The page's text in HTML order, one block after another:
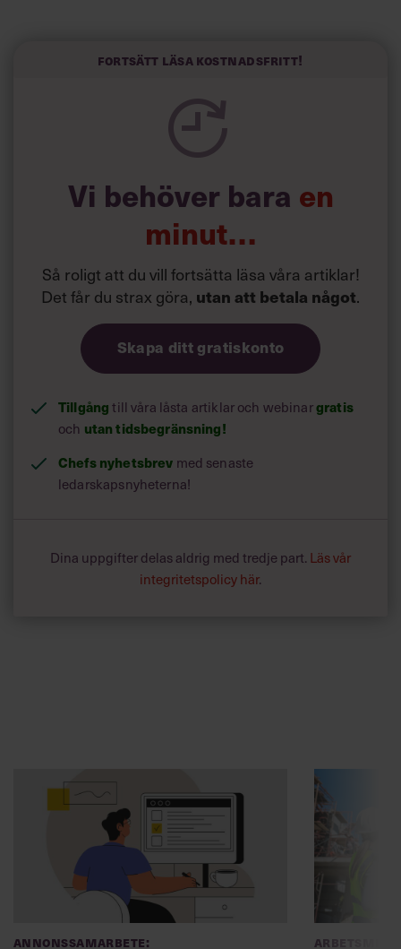
och höjt arbetsglädjen på Google:
Fortsätt läsa kostnadsfritt!
Vi behöver bara en
minut…
Så roligt att du vill fortsätta läsa våra artiklar!
Det får du strax göra, utan att betala något.
Skapa ditt gratiskonto
Tillgångtill våra låsta artiklar och webinargratis
och utan tidsbegränsning!
Chefs nyhetsbrev med senaste
ledarskapsnyheterna!
Dina uppgifter delas aldrig med tredje part. Läs vår
integritetspolicy här.
Annonssamarbete:
Chef + Winningtemp
Delta i Chefbarometern 2026
”Djupa,